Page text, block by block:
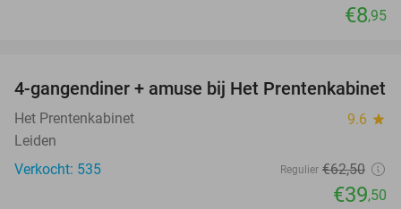
€8,95
37%
4-gangendiner + amuse bij Het Prentenkabinet
Het Prentenkabinet 9.6 star
Leiden
Verkocht: 535
Regulier €62,50
€39,50